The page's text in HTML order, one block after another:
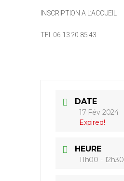
INSCRIPTION A L’ACCUEIL
TEL 06 13 20 85 43
DATE
17 Fév 2024
Expired!
HEURE
11h00 - 12h30